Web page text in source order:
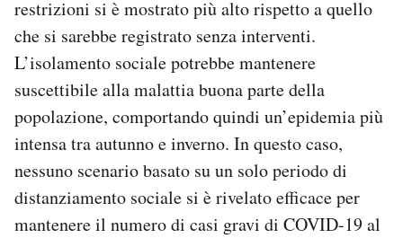
restrizioni si è mostrato più alto rispetto a quello
che si sarebbe registrato senza interventi.
L’isolamento sociale potrebbe mantenere
suscettibile alla malattia buona parte della
popolazione, comportando quindi un’epidemia più
intensa tra autunno e inverno. In questo caso,
nessuno scenario basato su un solo periodo di
distanziamento sociale si è rivelato efficace per
mantenere il numero di casi gravi di COVID-19 al